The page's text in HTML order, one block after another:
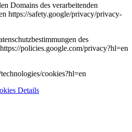
Domains des verarbeitenden
https://safety.google/privacy/privacy-
des
policies.google.com/privacy?hl=en
cookies?hl=en
Details